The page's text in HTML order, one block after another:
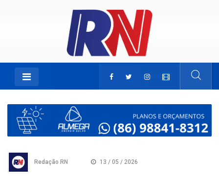
Redação RN 13 / 05 / 2026